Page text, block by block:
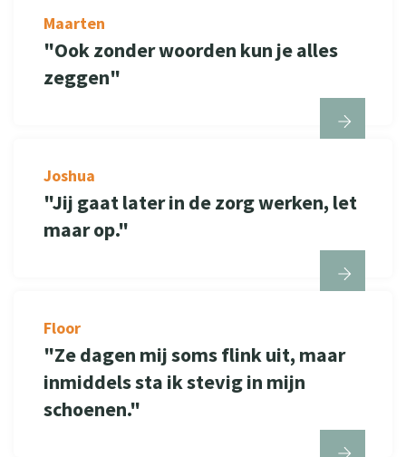
"Ook zonder woorden kun je alles
zeggen"
Maarten
"Jij gaat later in de zorg werken, let
maar op."
Joshua
"Ze dagen mij soms flink uit, maar
inmiddels sta ik stevig in mijn
schoenen."
Floor